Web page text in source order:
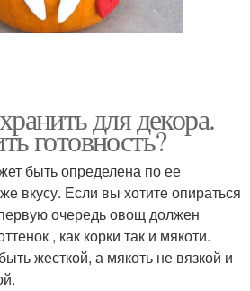
для декора.
готовность?
быть определена по ее
вкусу. Если вы хотите опираться
очередь овощ должен
, как корки так и мякоти.
жесткой, а мякоть не вязкой и